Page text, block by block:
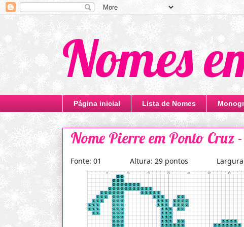
Nomes
Página inicial Lista de Nomes
Nome Pierre em Ponto Cruz
Fonte: 01 Altura: 29 pontos Largura: